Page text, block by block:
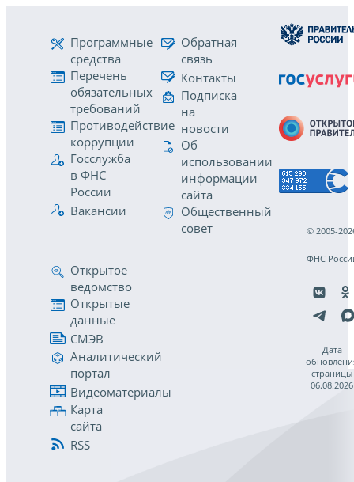
Программные
средства
Перечень
обязательных
требований
Противодействие
коррупции
Госслужба
в ФНС
России
Вакансии
Обратная
связь
Контакты
Подписка
на
новости
Об
использовании
информации
сайта
Общественный
совет
Открытое
ведомство
Открытые
данные
СМЭВ
Аналитический
портал
Видеоматериалы
Карта
сайта
RSS
© 2005-
ФНС
Дата
страницы
06.08.2026